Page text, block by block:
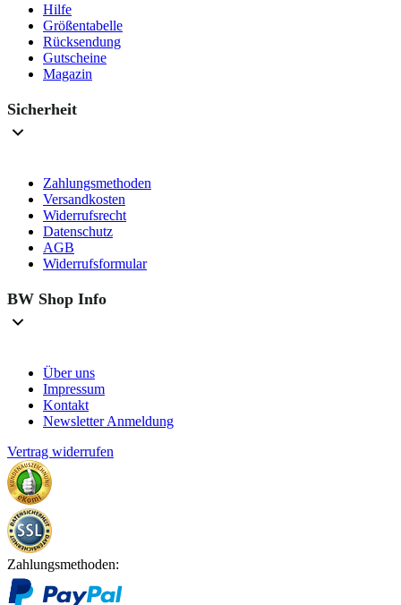
Hilfe
Größentabelle
Rücksendung
Gutscheine
Magazin
Sicherheit
Zahlungsmethoden
Versandkosten
Widerrufsrecht
Datenschutz
AGB
Widerrufsformular
BW Shop Info
Über uns
Impressum
Kontakt
Newsletter Anmeldung
Vertrag widerrufen
Zahlungsmethoden: